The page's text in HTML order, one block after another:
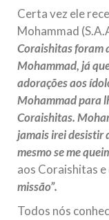
Certa vez ele
Mohammad
Coraishitas foram
Mohammad, já
adorações aos
Mohammad para
Coraishitas.
jamais irei desistir
mesmo se me
aos Coraishitas e
missão”.
Todos nós